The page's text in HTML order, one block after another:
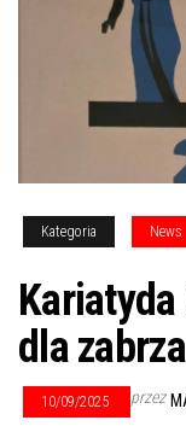
Kategoria News
dla
10/09/2025 przez